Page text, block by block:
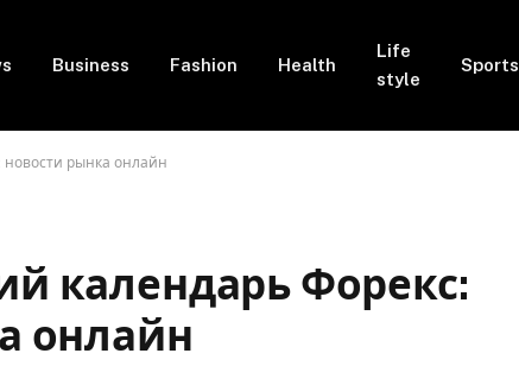
Business Fashion Health
Life
style
Sports
рынка онлайн
календарь Форекс:
онлайн